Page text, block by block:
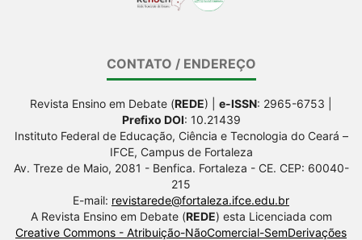
CONTATO / ENDEREÇO
Revista Ensino em Debate (REDE) | e-ISSN: 2965-6753 |
Prefixo DOI: 10.21439
Instituto Federal de Educação, Ciência e Tecnologia do Ceará –
IFCE, Campus de Fortaleza
Av. Treze de Maio, 2081 - Benfica. Fortaleza - CE. CEP: 60040-
215
E-mail: revistarede@fortaleza.ifce.edu.br
A Revista Ensino em Debate (REDE) esta Licenciada com
Creative Commons - Atribuição-NãoComercial-SemDerivações